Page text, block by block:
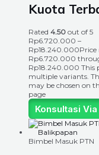
Kuota
Rated 4.50 out of 5
Rp6.720.000 –
Rp18.240.000Price
Rp6.720.000
Rp18.240.000 This
multiple variants.
may be chosen on
page
Konsultasi Via
Bimbel Masuk PTN